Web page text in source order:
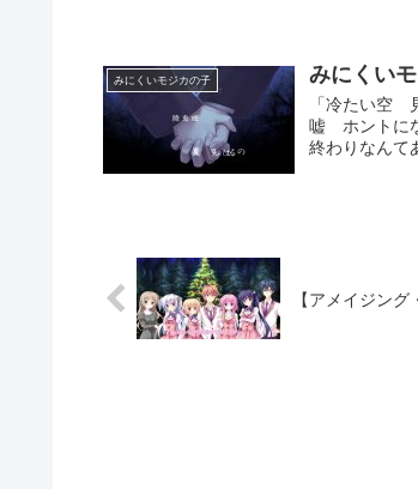
みにくいモジカの子 みにくい
「冷たい空
嘘 ホントに
終わりなん
【アメイジン